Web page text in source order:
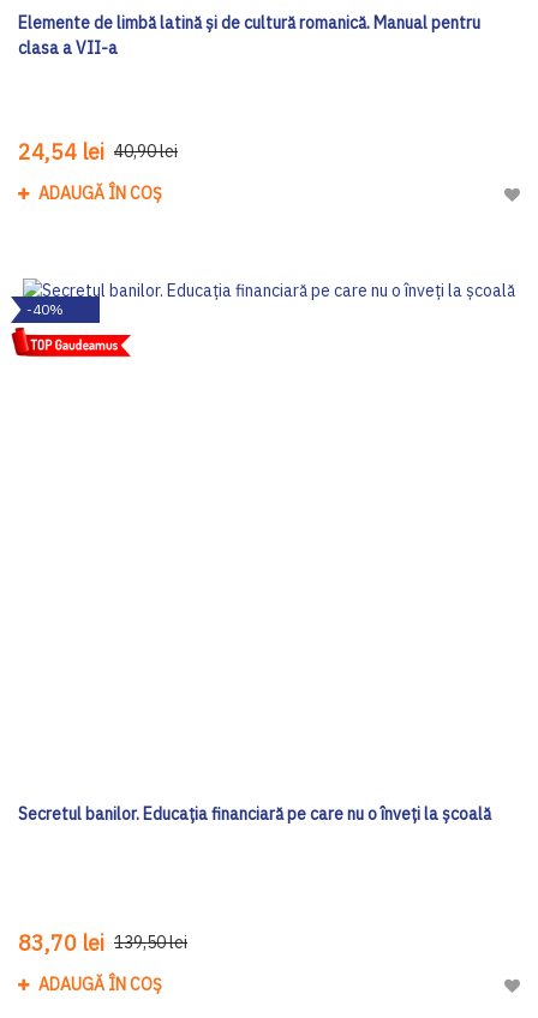
Elemente de limbă latină și de cultură romanică. Manual pentru
clasa a VII-a
24,54 lei 40,90 lei
ADAUGĂ ÎN COȘ
-40%
Secretul banilor. Educația financiară pe care nu o înveți la școală
83,70 lei 139,50 lei
ADAUGĂ ÎN COȘ